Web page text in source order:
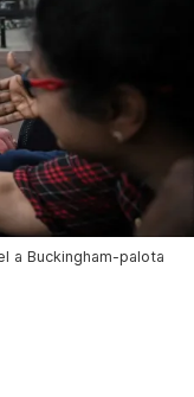
a Buckingham-palota